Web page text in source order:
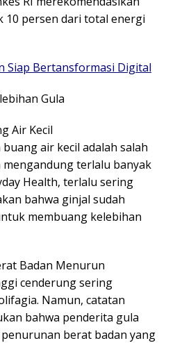
10 persen dari total energi
Siap Bertansformasi Digital
Gula
Air Kecil
air kecil adalah salah
terlalu banyak
Health, terlalu sering
bahwa ginjal sudah
membuang kelebihan
Badan Menurun
cenderung sering
Namun, catatan
bahwa penderita gula
berat badan yang